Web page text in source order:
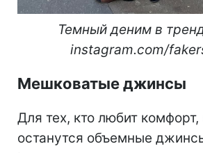
Темный деним в
instagram.com/
Мешковатые джинсы
Для тех, кто любит комфорт,
останутся объемные